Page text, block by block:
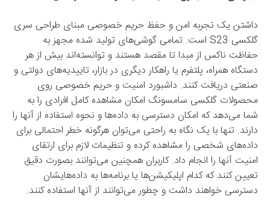
داشتن یک تجربه‌ امن و حفظ حریم خصوصی مبنای طراحی سری
گلکسی S23 است. تمامی گوشی‌های تولید شده مجهز به
حفاظت ناکس از مبدا تا مقصد هستند و توانسته‌اند بیش از هر
دستگاه همراه، پلتفرم یا راهکار دیگری در بازار، تاییدیه‌های دولتی و
صنعتی دریافت کنند. داشبورد امنیت و حریم خصوصی روی
محصولات گلکسی سامسونگ امکان مشاهده کامل افرادی را به
شما می‌دهد که امکان دسترسی به داده‌ها و نحوه استفاده از آنها را
دارند. تنها با یک نگاه به راحتی می‌توان هرگونه خطر احتمالی برای
داده‌های شخصی را مشاهده کرده و تنظیمات لازم برای ارتقای
امنیت آنها را انجام داد. کاربران همچنین می‌توانند بصورت دقیق
تعیین کنند که کدام اپلیکیشن‌ها یا برنامه‌ها به داده‌هایشان
دسترسی خواهند داشت و چطور می‌توانند از آنها استفاده کنند.